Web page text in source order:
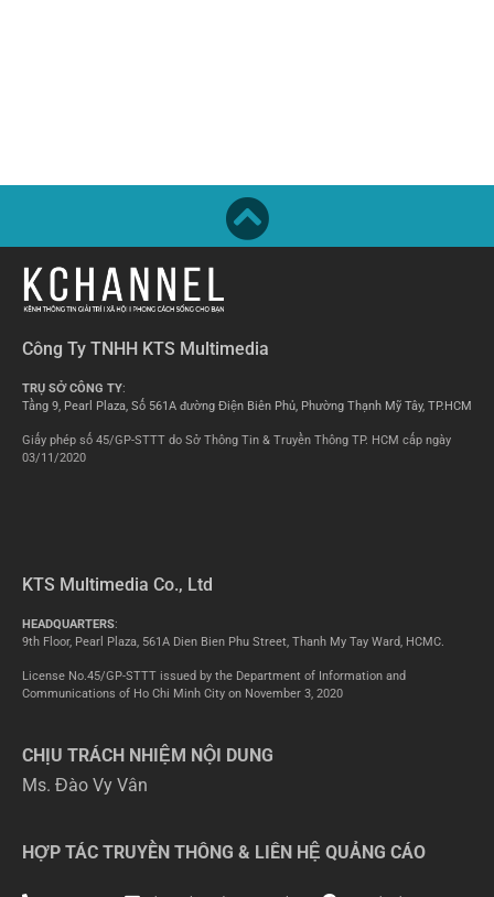
Công Ty TNHH KTS Multimedia
TRỤ SỞ CÔNG TY:
Tầng 9, Pearl Plaza, Số 561A đường Điện Biên Phủ, Phường Thạnh Mỹ Tây, TP.HCM
Giấy phép số 45/GP-STTT do Sở Thông Tin & Truyền Thông TP. HCM cấp ngày
03/11/2020
KTS Multimedia Co., Ltd
HEADQUARTERS:
9th Floor, Pearl Plaza, 561A Dien Bien Phu Street, Thanh My Tay Ward, HCMC.
License No.45/GP-STTT issued by the Department of Information and
Communications of Ho Chi Minh City on November 3, 2020
CHỊU TRÁCH NHIỆM NỘI DUNG
Ms. Đào Vy Vân
HỢP TÁC TRUYỀN THÔNG & LIÊN HỆ QUẢNG CÁO